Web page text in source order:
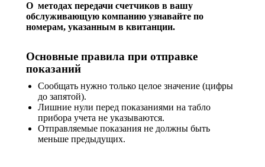
О методах передачи счетчиков в вашу
обслуживающую компанию узнавайте по
номерам, указанным в квитанции.
Основные правила при отправке
показаний
Сообщать нужно только целое значение (цифры
до запятой).
Лишние нули перед показаниями на табло
прибора учета не указываются.
Отправляемые показания не должны быть
меньше предыдущих.